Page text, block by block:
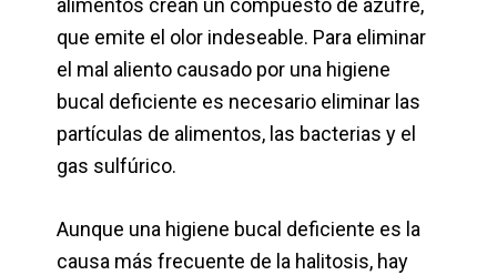
alimentos crean un compuesto de azufre,
que emite el olor indeseable. Para eliminar
el mal aliento causado por una higiene
bucal deficiente es necesario eliminar las
partículas de alimentos, las bacterias y el
gas sulfúrico.
Aunque una higiene bucal deficiente es la
causa más frecuente de la halitosis, hay